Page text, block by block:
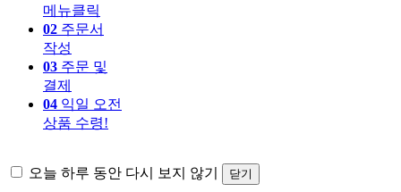
메뉴클릭
02 주문서
작성
03 주문 및
결제
04 익일 오전
상품 수령!
오늘 하루 동안 다시 보지 않기 닫기